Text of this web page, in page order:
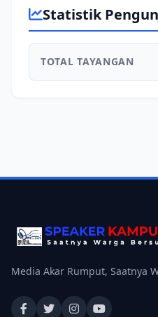
Statistik
TOTAL TAYANGAN
Media Akar Rumput, Saatnya